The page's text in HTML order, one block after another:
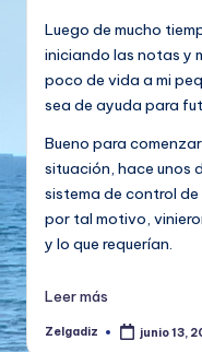
Luego de mucho
iniciando las notas y
poco de vida a mi
sea de ayuda para
Bueno para
situación, hace unos
sistema de control
por tal motivo,
y lo que requerían.
Leer más
Publicado
Zelgadiz junio 13,